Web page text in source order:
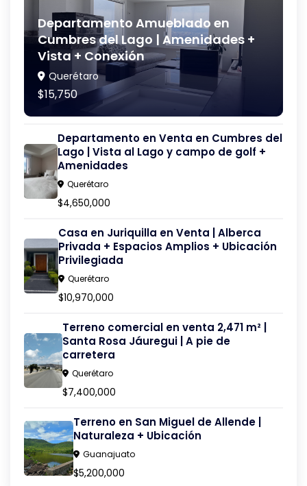
Departamento Amueblado en
Cumbres del Lago | Amenidades +
Vista + Conexión
Querétaro
$15,750
Departamento en Venta en Cumbres del
Lago | Vista al Lago y campo de golf +
Amenidades
Querétaro
$4,650,000
Casa en Juriquilla en Venta | Alberca
Privada + Espacios Amplios + Ubicación
Privilegiada
Querétaro
$10,970,000
Terreno comercial en venta 2,471 m² |
Santa Rosa Jáuregui | A pie de
carretera
Querétaro
$7,400,000
Terreno en San Miguel de Allende |
Naturaleza + Ubicación
Guanajuato
$5,200,000